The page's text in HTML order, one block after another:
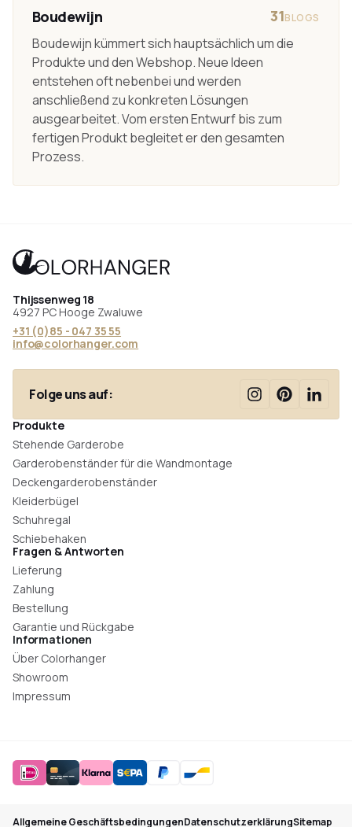
Boudewijn 31BLOGS
Boudewijn kümmert sich hauptsächlich um die
Produkte und den Webshop. Neue Ideen
entstehen oft nebenbei und werden
anschließend zu konkreten Lösungen
ausgearbeitet. Vom ersten Entwurf bis zum
fertigen Produkt begleitet er den gesamten
Prozess.
Thijssenweg 18
4927 PC Hooge Zwaluwe
+31 (0)85 - 047 35 55
info@colorhanger.com
Folge uns auf:
Produkte
Stehende Garderobe
Garderobenständer für die Wandmontage
Deckengarderobenständer
Kleiderbügel
Schuhregal
Schiebehaken
Fragen & Antworten
Lieferung
Zahlung
Bestellung
Garantie und Rückgabe
Informationen
Über Colorhanger
Showroom
Impressum
Allgemeine GeschäftsbedingungenDatenschutzerklärungSitemap